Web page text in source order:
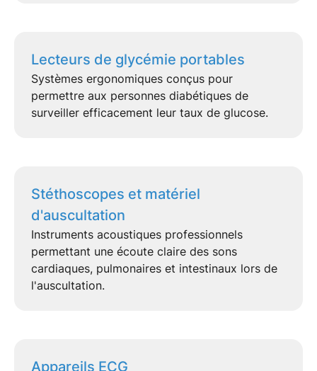
Lecteurs de glycémie portables
Systèmes ergonomiques conçus pour
permettre aux personnes diabétiques de
surveiller efficacement leur taux de glucose.
Stéthoscopes et matériel
d'auscultation
Instruments acoustiques professionnels
permettant une écoute claire des sons
cardiaques, pulmonaires et intestinaux lors de
l'auscultation.
Appareils ECG